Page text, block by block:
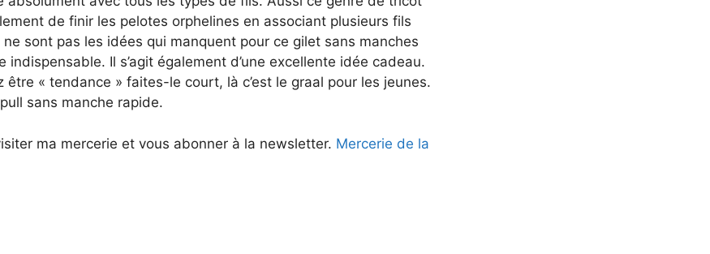
de finir les pelotes orphelines en associant plusieurs fils
ne sont pas les idées qui manquent pour ce gilet sans manches
indispensable. Il s’agit également d’une excellente idée cadeau.
être « tendance » faites-le court, là c’est le graal pour les jeunes.
sans manche rapide.
ma mercerie et vous abonner à la newsletter. Mercerie de la